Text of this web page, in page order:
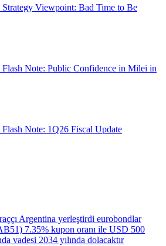
Viewpoint: Bad Time to Be
Note: Public Confidence in Milei in
Note: 1Q26 Fiscal Update
Argentina yerleştirdi eurobondlar
7.35% kupon oranı ile USD 500
vadesi 2034 yılında dolacaktır